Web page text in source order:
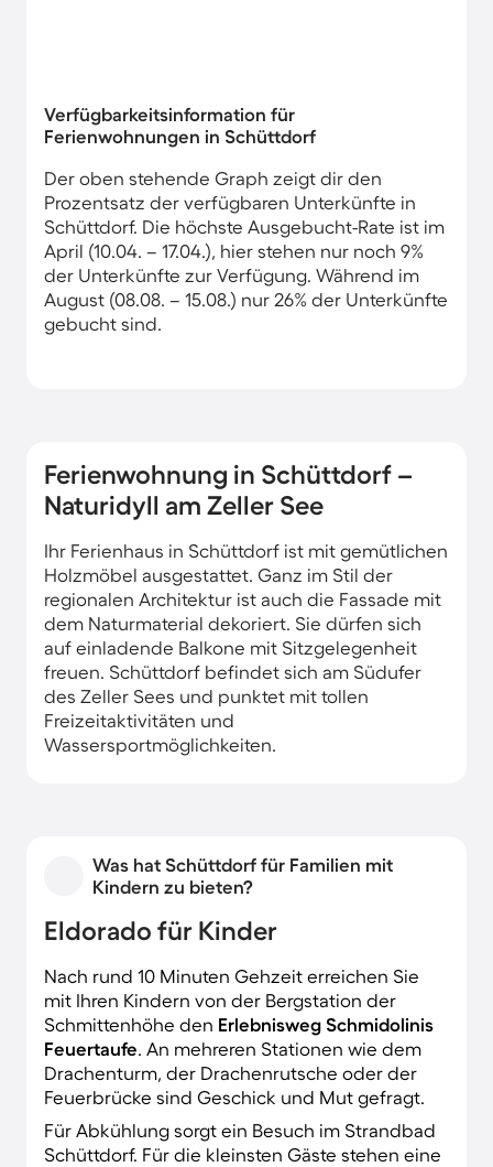
Verfügbarkeitsinformation für
Ferienwohnungen in Schüttdorf
Der oben stehende Graph zeigt dir den
Prozentsatz der verfügbaren Unterkünfte in
Schüttdorf. Die höchste Ausgebucht-Rate ist im
April (10.04. – 17.04.), hier stehen nur noch 9%
der Unterkünfte zur Verfügung. Während im
August (08.08. – 15.08.) nur 26% der Unterkünfte
gebucht sind.
Ferienwohnung in Schüttdorf –
Naturidyll am Zeller See
Ihr Ferienhaus in Schüttdorf ist mit gemütlichen
Holzmöbel ausgestattet. Ganz im Stil der
regionalen Architektur ist auch die Fassade mit
dem Naturmaterial dekoriert. Sie dürfen sich
auf einladende Balkone mit Sitzgelegenheit
freuen. Schüttdorf befindet sich am Südufer
des Zeller Sees und punktet mit tollen
Freizeitaktivitäten und
Wassersportmöglichkeiten.
Was hat Schüttdorf für Familien mit
Kindern zu bieten?
Eldorado für Kinder
Nach rund 10 Minuten Gehzeit erreichen Sie
mit Ihren Kindern von der Bergstation der
Schmittenhöhe den Erlebnisweg Schmidolinis
Feuertaufe. An mehreren Stationen wie dem
Drachenturm, der Drachenrutsche oder der
Feuerbrücke sind Geschick und Mut gefragt.
Für Abkühlung sorgt ein Besuch im Strandbad
Schüttdorf. Für die kleinsten Gäste stehen eine